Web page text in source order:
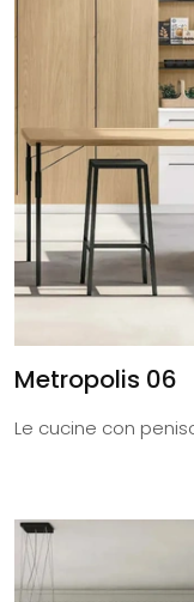
Metropolis 06
Le cucine con